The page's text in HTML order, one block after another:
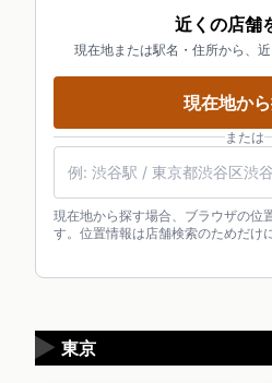
近くの店舗
現在地または駅名・住所から、近
現在地か
または
現在地から探す場合、ブラウザの位
す。位置情報は店舗検索のためだけ
東京
▶